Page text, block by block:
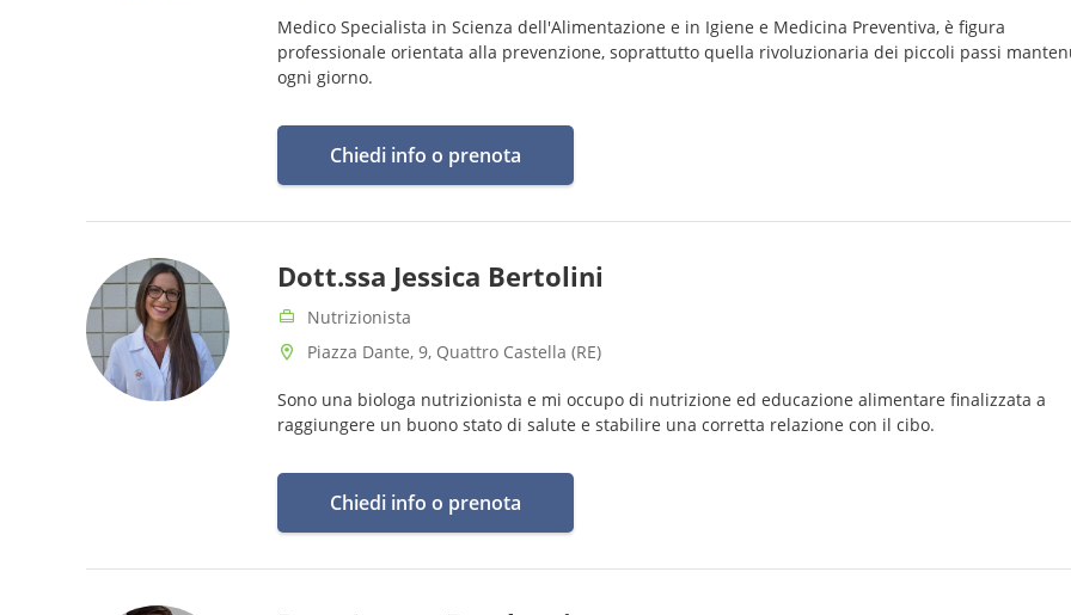
Medico Specialista in Scienza dell'Alimentazione e in Igiene e Medicina Preventiva, è figura
professionale orientata alla prevenzione, soprattutto quella rivoluzionaria dei piccoli passi
ogni giorno.
Chiedi info o prenota
Dott.ssa Jessica Bertolini
Nutrizionista
Piazza Dante, 9, Quattro Castella (RE)
Sono una biologa nutrizionista e mi occupo di nutrizione ed educazione alimentare finalizzata a
raggiungere un buono stato di salute e stabilire una corretta relazione con il cibo.
Chiedi info o prenota